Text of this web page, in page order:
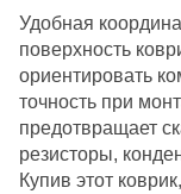
Удобная
поверхность
ориентировать
точность при
предотвращает
резисторы,
Купив этот